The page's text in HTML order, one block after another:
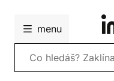
menu
Vyhledávání